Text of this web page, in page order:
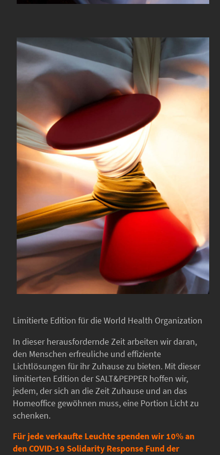
Limitierte Edition für die World Health Organization
In dieser herausfordernde Zeit arbeiten wir daran,
den Menschen erfreuliche und effiziente
Lichtlösungen für ihr Zuhause zu bieten. Mit dieser
limitierten Edition der SALT&PEPPER hoffen wir,
jedem, der sich an die Zeit Zuhause und an das
Homeoffice gewöhnen muss, eine Portion Licht zu
schenken.
Für jede verkaufte Leuchte spenden wir 10% an
den COVID-19 Solidarity Response Fund der